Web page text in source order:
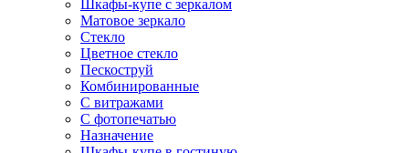
Шкафы-купе с зеркалом
Матовое зеркало
Стекло
Цветное стекло
Пескоструй
Комбинированные
С витражами
С фотопечатью
Назначение